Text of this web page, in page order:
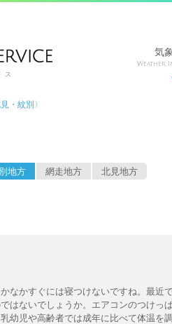
ス
気
Weather
・紋別〉
地方 網走地方 北見地方
なかすぐには寝つけないですね。最近
はないでしょうか。エアコンのつけっ
幼児や高齢者では成年に比べて体温を